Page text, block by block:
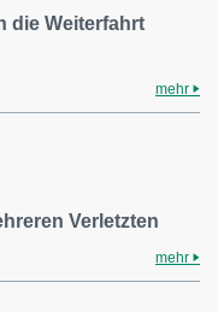
die Weiterfahrt
mehr
Verletzten
mehr